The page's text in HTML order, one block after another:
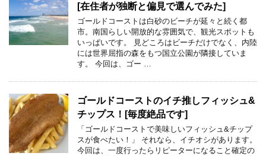
[在住者が独断と偏見で選んでみた]
ゴールドコーストは白砂のビーチが延々と続く都
市。南国らしい開放的な雰囲気で、観光スポットも
いっぱいです。 見どころはビーチだけでなく、内陸
には世界屈指の森をもつ国立公園が隣接していま
す。 今回は、ゴー …
ゴールドコーストのイチ推しフィッシュ&
チップス！[毎度絶品です]
「ゴールドコーストで美味しいフィッシュ&チップ
スが食べたい！」 それなら、イチオシがあります。
今回は、一度行ったらリピーターになること確定の